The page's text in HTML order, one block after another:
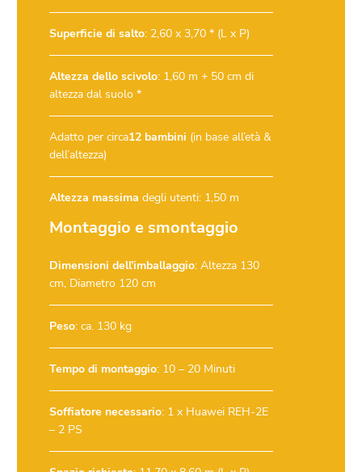
Superficie di salto: 2,60 x 3,70 * (L x P)
Altezza dello scivolo: 1,60 m + 50 cm di
altezza dal suolo *
Adatto per circa12 bambini (in base all’età &
dell’altezza)
Altezza massima degli utenti: 1,50 m
Montaggio e smontaggio
Dimensioni dell’imballaggio: Altezza 130
cm, Diametro 120 cm
Peso: ca. 130 kg
Tempo di montaggio: 10 – 20 Minuti
Soffiatore necessario: 1 x Huawei REH-2E
– 2 PS